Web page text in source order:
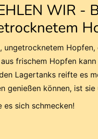
WIR -
ungetrocknetem
frischem Hopfen
Lagertanks reifte es
genießen können, ist
es sich schmecken!